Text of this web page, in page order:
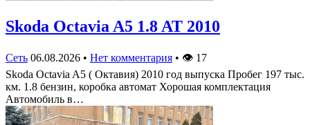
Skoda Octavia A5 1.8 AT 2010
Сеть 06.08.2026 • Нет комментария • 👁 17
Skoda Octavia A5 ( Октавия) 2010 год выпуска Пробег 197 тыс.
км. 1.8 бензин, коробка автомат Хорошая комплектация
Автомобиль в…